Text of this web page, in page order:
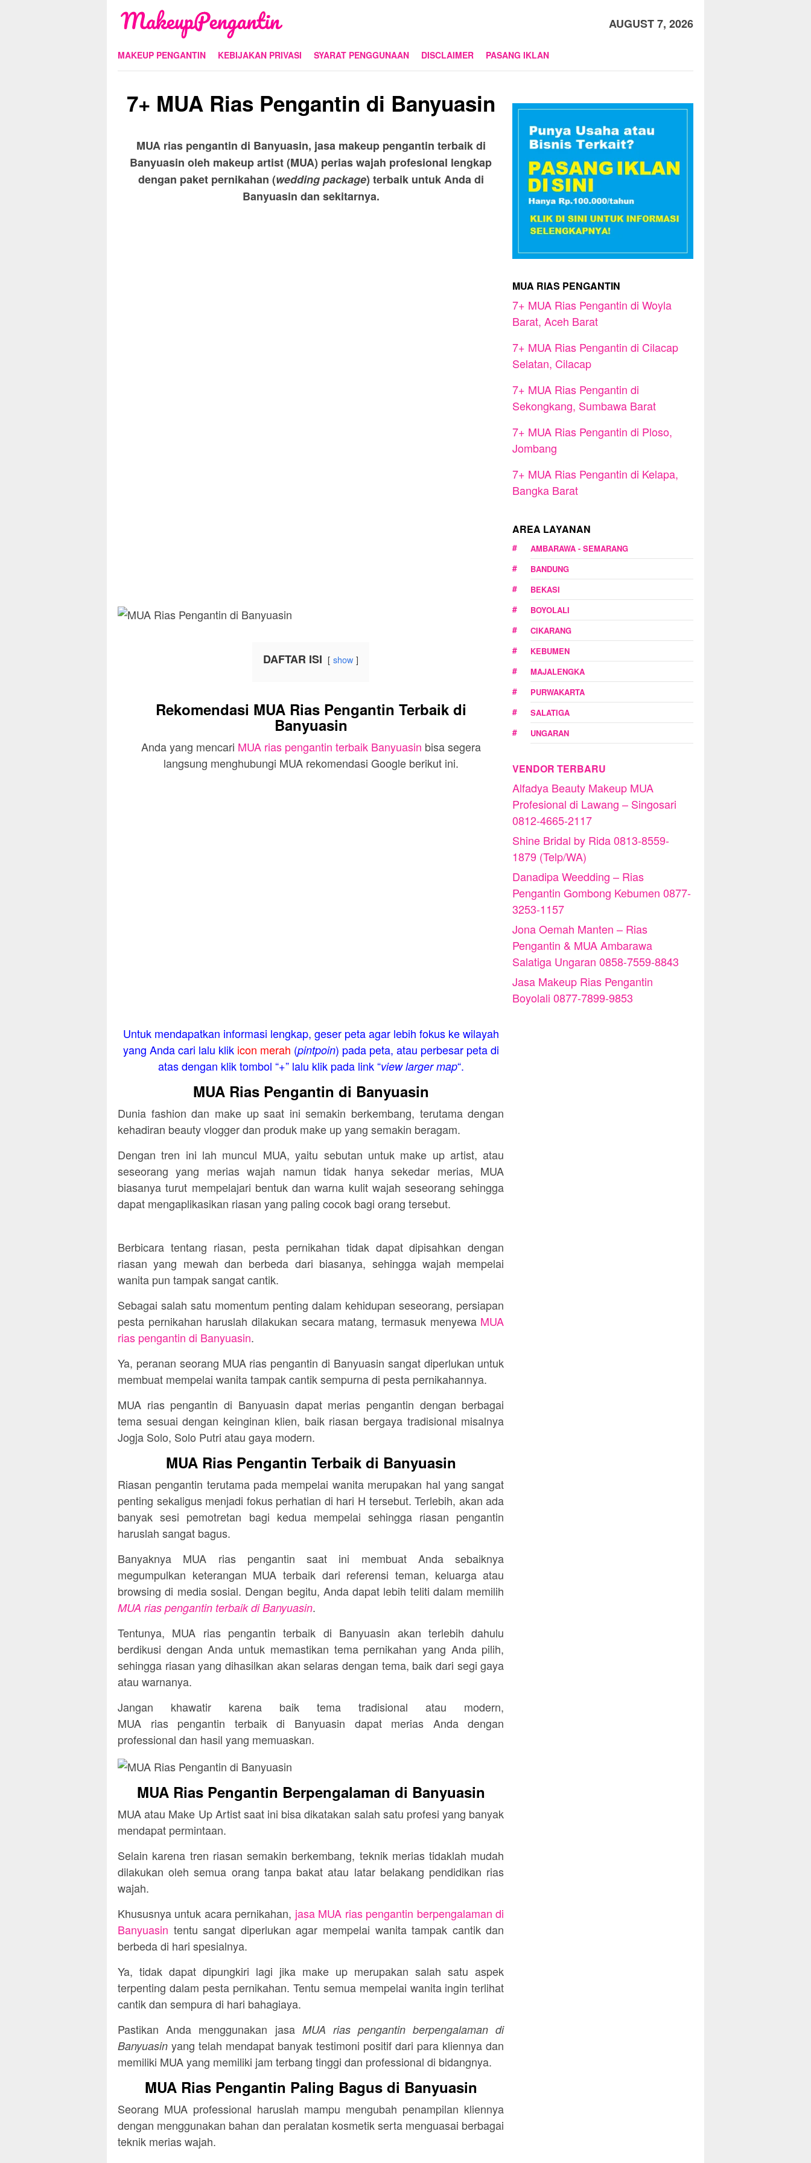
Skip
AUGUST 7, 2026
MAKEUP PENGANTIN KEBIJAKAN PRIVASI SYARAT PENGGUNAAN DISCLAIMER PASANG IKLAN
7+ MUA Rias Pengantin di Banyuasin
MUA rias pengantin di Banyuasin, jasa makeup pengantin terbaik di
Banyuasin oleh makeup artist (MUA) perias wajah profesional lengkap
dengan paket pernikahan (wedding package) terbaik untuk Anda di
Banyuasin dan sekitarnya.
DAFTAR ISI show
Rekomendasi MUA Rias Pengantin Terbaik di
Banyuasin
Anda yang mencari MUA rias pengantin terbaik Banyuasin bisa segera
langsung menghubungi MUA rekomendasi Google berikut ini.
Untuk mendapatkan informasi lengkap, geser peta agar lebih fokus ke wilayah
yang Anda cari lalu klik icon merah (pintpoin) pada peta, atau perbesar peta di
atas dengan klik tombol “+” lalu klik pada link “view larger map“.
MUA Rias Pengantin di Banyuasin
Dunia fashion dan make up saat ini semakin berkembang, terutama dengan
kehadiran beauty vlogger dan produk make up yang semakin beragam.
Dengan tren ini lah muncul MUA, yaitu sebutan untuk make up artist, atau
seseorang yang merias wajah namun tidak hanya sekedar merias, MUA
biasanya turut mempelajari bentuk dan warna kulit wajah seseorang sehingga
dapat mengaplikasikan riasan yang paling cocok bagi orang tersebut.
Berbicara tentang riasan, pesta pernikahan tidak dapat dipisahkan dengan
riasan yang mewah dan berbeda dari biasanya, sehingga wajah mempelai
wanita pun tampak sangat cantik.
Sebagai salah satu momentum penting dalam kehidupan seseorang, persiapan
pesta pernikahan haruslah dilakukan secara matang, termasuk menyewa MUA
rias pengantin di Banyuasin.
Ya, peranan seorang MUA rias pengantin di Banyuasin sangat diperlukan untuk
membuat mempelai wanita tampak cantik sempurna di pesta pernikahannya.
MUA rias pengantin di Banyuasin dapat merias pengantin dengan berbagai
tema sesuai dengan keinginan klien, baik riasan bergaya tradisional misalnya
Jogja Solo, Solo Putri atau gaya modern.
MUA Rias Pengantin Terbaik di Banyuasin
Riasan pengantin terutama pada mempelai wanita merupakan hal yang sangat
penting sekaligus menjadi fokus perhatian di hari H tersebut. Terlebih, akan ada
banyak sesi pemotretan bagi kedua mempelai sehingga riasan pengantin
haruslah sangat bagus.
Banyaknya MUA rias pengantin saat ini membuat Anda sebaiknya
megumpulkan keterangan MUA terbaik dari referensi teman, keluarga atau
browsing di media sosial. Dengan begitu, Anda dapat lebih teliti dalam memilih
MUA rias pengantin terbaik di Banyuasin.
Tentunya, MUA rias pengantin terbaik di Banyuasin akan terlebih dahulu
berdikusi dengan Anda untuk memastikan tema pernikahan yang Anda pilih,
sehingga riasan yang dihasilkan akan selaras dengan tema, baik dari segi gaya
atau warnanya.
Jangan khawatir karena baik tema tradisional atau modern,
MUA rias pengantin terbaik di Banyuasin dapat merias Anda dengan
professional dan hasil yang memuaskan.
MUA Rias Pengantin Berpengalaman di Banyuasin
MUA atau Make Up Artist saat ini bisa dikatakan salah satu profesi yang banyak
mendapat permintaan.
Selain karena tren riasan semakin berkembang, teknik merias tidaklah mudah
dilakukan oleh semua orang tanpa bakat atau latar belakang pendidikan rias
wajah.
Khususnya untuk acara pernikahan, jasa MUA rias pengantin berpengalaman di
Banyuasin tentu sangat diperlukan agar mempelai wanita tampak cantik dan
berbeda di hari spesialnya.
Ya, tidak dapat dipungkiri lagi jika make up merupakan salah satu aspek
terpenting dalam pesta pernikahan. Tentu semua mempelai wanita ingin terlihat
cantik dan sempura di hari bahagiaya.
Pastikan Anda menggunakan jasa MUA rias pengantin berpengalaman di
Banyuasin yang telah mendapat banyak testimoni positif dari para kliennya dan
memiliki MUA yang memiliki jam terbang tinggi dan professional di bidangnya.
MUA Rias Pengantin Paling Bagus di Banyuasin
Seorang MUA professional haruslah mampu mengubah penampilan kliennya
dengan menggunakan bahan dan peralatan kosmetik serta menguasai berbagai
teknik merias wajah.
MUA RIAS PENGANTIN
7+ MUA Rias Pengantin di Woyla
Barat, Aceh Barat
7+ MUA Rias Pengantin di Cilacap
Selatan, Cilacap
7+ MUA Rias Pengantin di
Sekongkang, Sumbawa Barat
7+ MUA Rias Pengantin di Ploso,
Jombang
7+ MUA Rias Pengantin di Kelapa,
Bangka Barat
AREA LAYANAN
AMBARAWA - SEMARANG
BANDUNG
BEKASI
BOYOLALI
CIKARANG
KEBUMEN
MAJALENGKA
PURWAKARTA
SALATIGA
UNGARAN
VENDOR TERBARU
Alfadya Beauty Makeup MUA
Profesional di Lawang – Singosari
0812-4665-2117
Shine Bridal by Rida 0813-8559-
1879 (Telp/WA)
Danadipa Weedding – Rias
Pengantin Gombong Kebumen 0877-
3253-1157
Jona Oemah Manten – Rias
Pengantin & MUA Ambarawa
Salatiga Ungaran 0858-7559-8843
Jasa Makeup Rias Pengantin
Boyolali 0877-7899-9853